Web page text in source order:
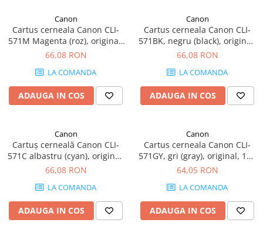
Canon
Cartus cerneala Canon CLI-
571M Magenta (roz), original,
345 pagini, 7ml
66,08 RON
LA COMANDA
ADAUGA IN COS
Canon
Cartus cerneala Canon CLI-
571BK, negru (black), original,
376 pagini, 7 ml
66,08 RON
LA COMANDA
ADAUGA IN COS
Canon
Cartuș cerneală Canon CLI-
571C albastru (cyan), original,
345 pagini, 7 ml
66,08 RON
LA COMANDA
ADAUGA IN COS
Canon
Cartus cerneala Canon CLI-
571GY, gri (gray), original, 173
pagini, 7 ml
64,05 RON
LA COMANDA
ADAUGA IN COS